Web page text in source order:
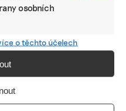
osobních
o těchto účelech
v oblasti